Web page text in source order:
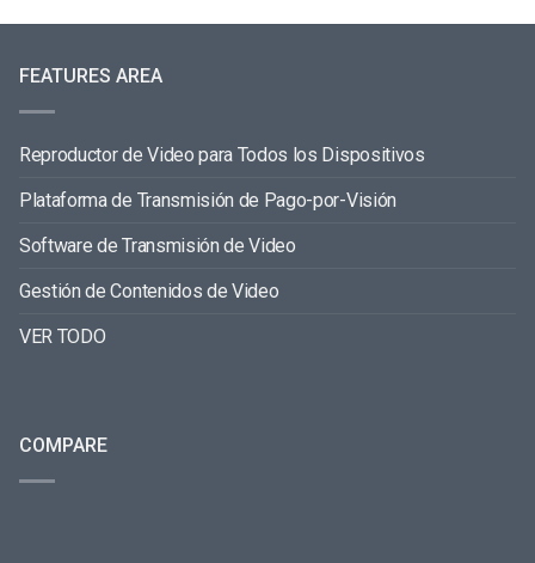
FEATURES AREA
Reproductor de Video para Todos los Dispositivos
Plataforma de Transmisión de Pago-por-Visión
Software de Transmisión de Video
Gestión de Contenidos de Video
VER TODO
COMPARE